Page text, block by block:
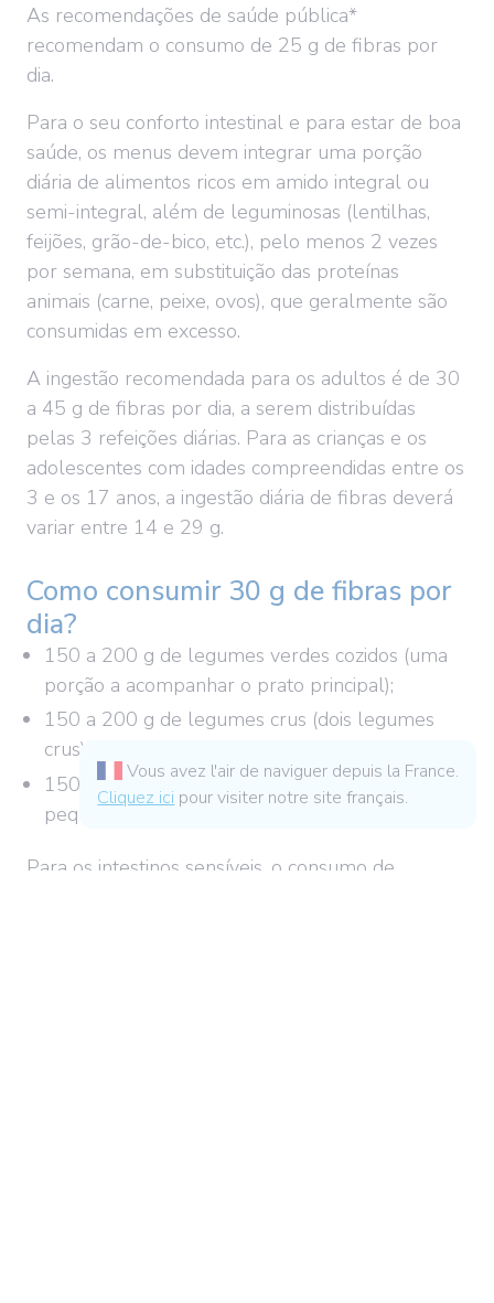
As recomendações de saúde pública*
recomendam o consumo de 25 g de fibras por
dia.
Para o seu conforto intestinal e para estar de boa
saúde, os menus devem integrar uma porção
diária de alimentos ricos em amido integral ou
semi-integral, além de leguminosas (lentilhas,
feijões, grão-de-bico, etc.), pelo menos 2 vezes
por semana, em substituição das proteínas
animais (carne, peixe, ovos), que geralmente são
consumidas em excesso.
A ingestão recomendada para os adultos é de 30
a 45 g de fibras por dia, a serem distribuídas
pelas 3 refeições diárias. Para as crianças e os
adolescentes com idades compreendidas entre os
3 e os 17 anos, a ingestão diária de fibras deverá
variar entre 14 e 29 g.
Como consumir 30 g de fibras por
dia?
150 a 200 g de legumes verdes cozidos (uma
porção a acompanhar o prato principal);
150 a 200 g de legumes crus (dois legumes
crus);
150 a 200 g de fruta (2 peças de fruta
pequenas ou uma grande).
Para os intestinos sensíveis, o consumo de
Vous avez l'air de naviguer depuis la France.
Cliquez ici pour visiter notre site français.